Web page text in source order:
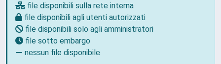
file disponibili sulla rete interna
file disponibili agli utenti autorizzati
file disponibili solo agli amministratori
file sotto embargo
nessun file disponibile